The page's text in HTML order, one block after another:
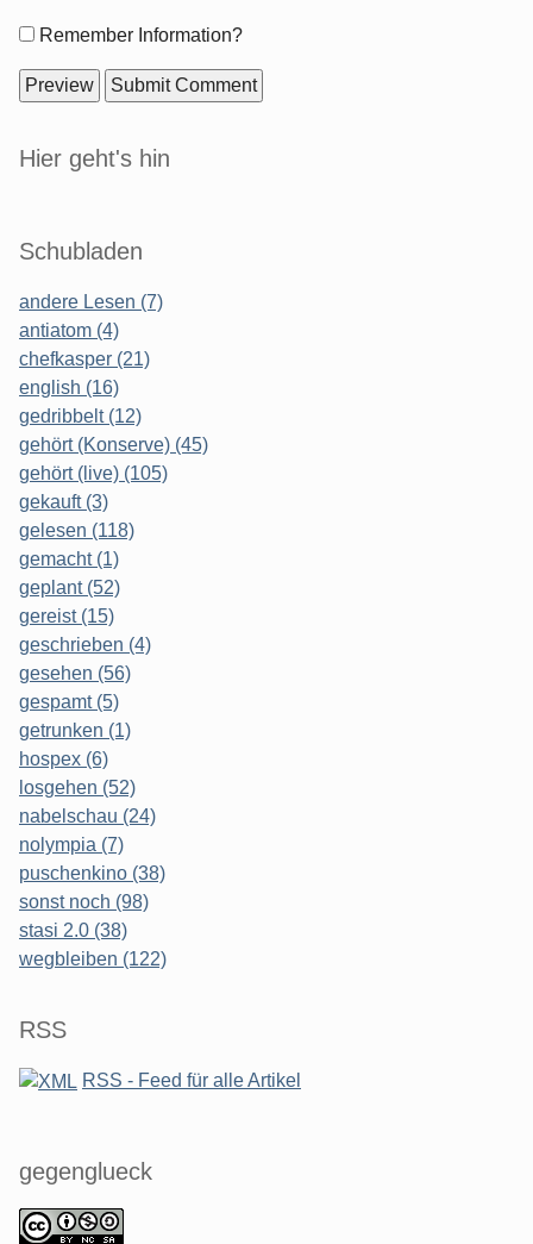
FormRemember Information?
Sidebar
Hier geht's hin
Schubladen
andere Lesen (7)
antiatom (4)
chefkasper (21)
english (16)
gedribbelt (12)
gehört (Konserve) (45)
gehört (live) (105)
gekauft (3)
gelesen (118)
gemacht (1)
geplant (52)
gereist (15)
geschrieben (4)
gesehen (56)
gespamt (5)
getrunken (1)
hospex (6)
losgehen (52)
nabelschau (24)
nolympia (7)
puschenkino (38)
sonst noch (98)
stasi 2.0 (38)
wegbleiben (122)
RSS
RSS - Feed für alle Artikel
gegenglueck